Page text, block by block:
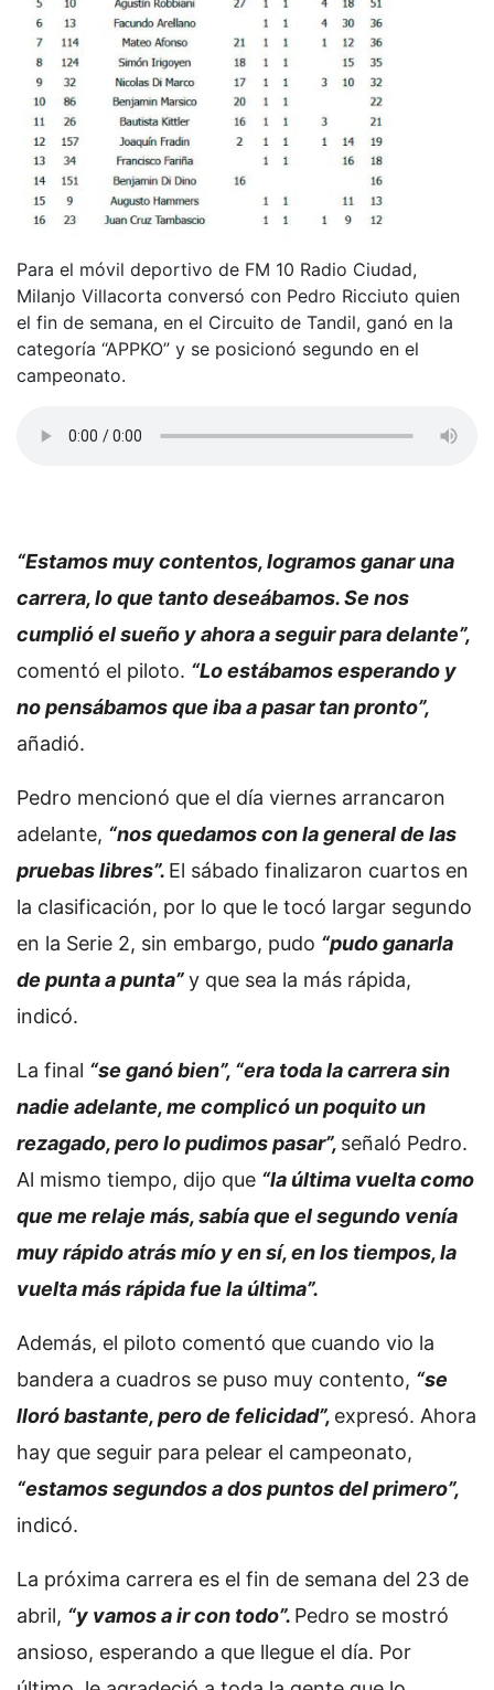
Para el móvil deportivo de FM 10 Radio Ciudad,
Milanjo Villacorta conversó con Pedro Ricciuto quien
el fin de semana, en el Circuito de Tandil, ganó en la
categoría “APPKO” y se posicionó segundo en el
campeonato.
“Estamos muy contentos, logramos ganar una
carrera, lo que tanto deseábamos. Se nos
cumplió el sueño y ahora a seguir para delante”,
comentó el piloto. “Lo estábamos esperando y
no pensábamos que iba a pasar tan pronto”,
añadió.
Pedro mencionó que el día viernes arrancaron
adelante, “nos quedamos con la general de las
pruebas libres”. El sábado finalizaron cuartos en
la clasificación, por lo que le tocó largar segundo
en la Serie 2, sin embargo, pudo “pudo ganarla
de punta a punta”y que sea la más rápida,
indicó.
La final “se ganó bien”, “era toda la carrera sin
nadie adelante, me complicó un poquito un
rezagado, pero lo pudimos pasar”, señaló Pedro.
Al mismo tiempo, dijo que “la última vuelta como
que me relaje más, sabía que el segundo venía
muy rápido atrás mío y en sí, en los tiempos, la
vuelta más rápida fue la última”.
Además, el piloto comentó que cuando vio la
bandera a cuadros se puso muy contento, “se
lloró bastante, pero de felicidad”, expresó. Ahora
hay que seguir para pelear el campeonato,
“estamos segundos a dos puntos del primero”,
indicó.
La próxima carrera es el fin de semana del 23 de
abril, “y vamos a ir con todo”. Pedro se mostró
ansioso, esperando a que llegue el día. Por